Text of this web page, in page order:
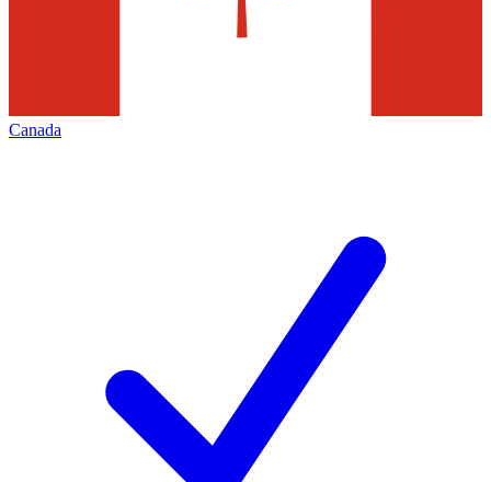
Canada